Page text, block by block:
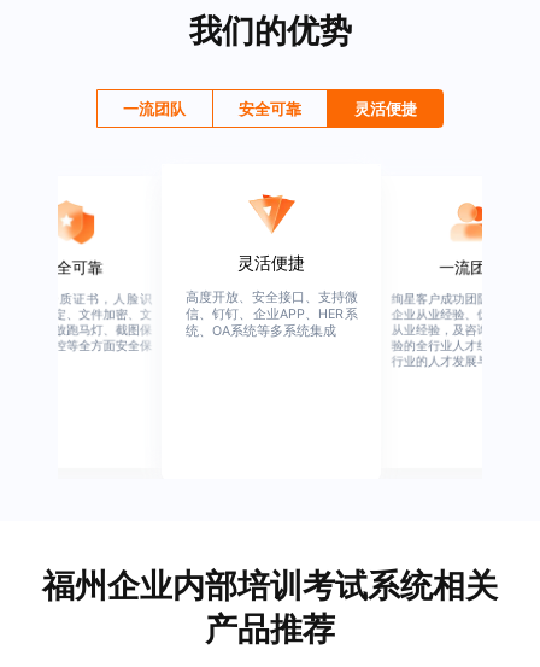
我们的优势
一流团队 安全可靠 灵活便捷
安全可靠
业权威资质证书，人脸识
、设备绑定、文件加密、文
水印、播放跑马灯、截图保
、权限管控等全方面安全保
灵活便捷
高度开放、安全接口、支持微
信、钉钉、企业APP、HER系
统、OA系统等多系统集成
一流团队
绚星客户成功团队，由有多
企业从业经验、优秀培训机
从业经验，及咨询公司从业
验的全行业人才组成，涉猎
行业的人才发展与培养模块
福州企业内部培训考试系统相关
产品推荐